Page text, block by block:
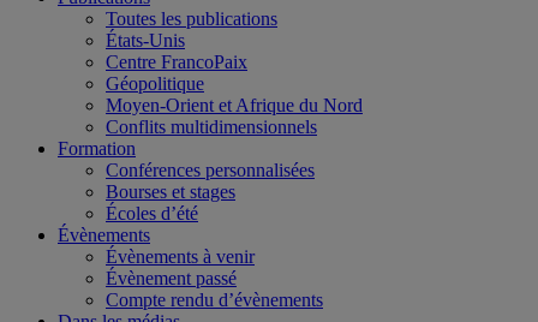
Toutes les publications
États-Unis
Centre FrancoPaix
Géopolitique
Moyen-Orient et Afrique du Nord
Conflits multidimensionnels
Formation
Conférences personnalisées
Bourses et stages
Écoles d’été
Évènements
Évènements à venir
Évènement passé
Compte rendu d’évènements